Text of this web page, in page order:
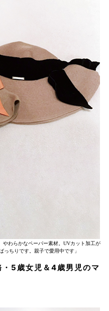
やわらかなペーパー素材。UVカット加工が
っちりです。親子で愛用中です」
5歳女児＆4歳男児のマ